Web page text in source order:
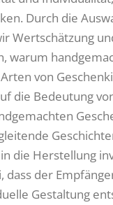
Durch die
Wertschätzung
warum
von
die Bedeutung
die Herstellung
dass der
Gestaltung